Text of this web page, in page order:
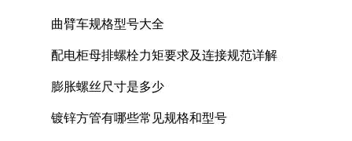
曲臂车规格型号大全
配电柜母排螺栓力矩要求及连接规范详解
膨胀螺丝尺寸是多少
镀锌方管有哪些常见规格和型号